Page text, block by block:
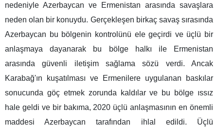
nedeniyle Azerbaycan ve Ermenistan arasında savaşlara
neden olan bir konuydu. Gerçekleşen birkaç savaş sırasında
Azerbaycan bu bölgenin kontrolünü ele geçirdi ve üçlü bir
anlaşmaya dayanarak bu bölge halkı ile Ermenistan
arasında güvenli iletişim sağlama sözü verdi. Ancak
Karabağ'ın kuşatılması ve Ermenilere uygulanan baskılar
sonucunda göç etmek zorunda kaldılar ve bu bölge ıssız
hale geldi ve bir bakıma, 2020 üçlü anlaşmasının en önemli
maddesi Azerbaycan tarafından ihlal edildi. Üçlü